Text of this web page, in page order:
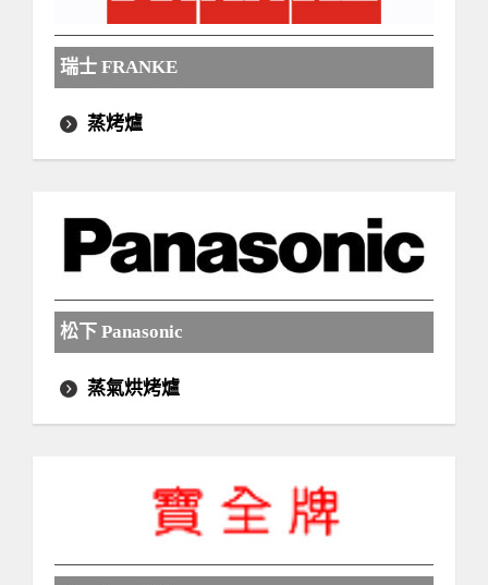
瑞士 FRANKE
蒸烤爐
松下 Panasonic
蒸氣烘烤爐